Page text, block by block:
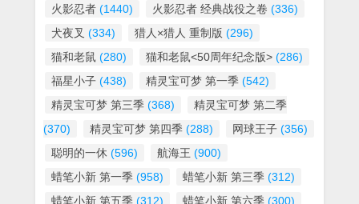
火影忍者 (1440) 火影忍者 经典战役之卷 (336)
犬夜叉 (334) 猎人×猎人 重制版 (296)
猫和老鼠 (280) 猫和老鼠<50周年纪念版> (286)
福星小子 (438) 精灵宝可梦 第一季 (542)
精灵宝可梦 第三季 (368)
精灵宝可梦 第二季
(370)
精灵宝可梦 第四季 (288) 网球王子 (356)
聪明的一休 (596) 航海王 (900)
蜡笔小新 第一季 (958) 蜡笔小新 第三季 (312)
蜡笔小新 第五季 (312) 蜡笔小新 第六季 (300)